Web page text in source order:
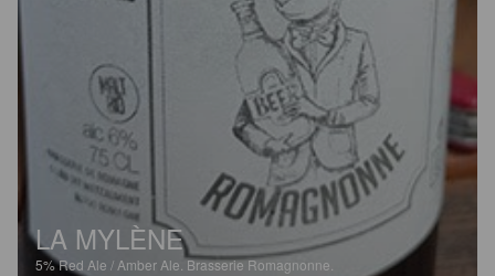
LA MYLÈNE
5%Red Ale / Amber Ale.Brasserie Romagnonne.